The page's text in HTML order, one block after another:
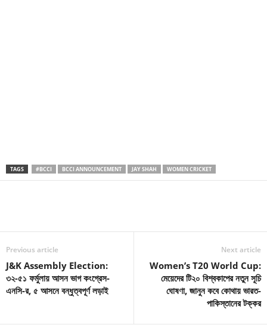
TAGS #BCCI BCCI ANNOUNCEMENT JAY SHAH WOMEN CRICKET
Previous article
J&K Assembly Election:
৩২-৫১ ফর্মুলায় আসন ভাগ কংগ্রেস-
এনসি-র, ৫ আসনে বন্ধুত্বপূর্ণ লড়াই
Next article
Women’s T20 World Cup:
মেয়েদের টি২০ বিশ্বকাপের নতুন সূচি
ঘোষণা, জানুন কবে কোথায় ভারত-
পাকিস্তানের টক্কর